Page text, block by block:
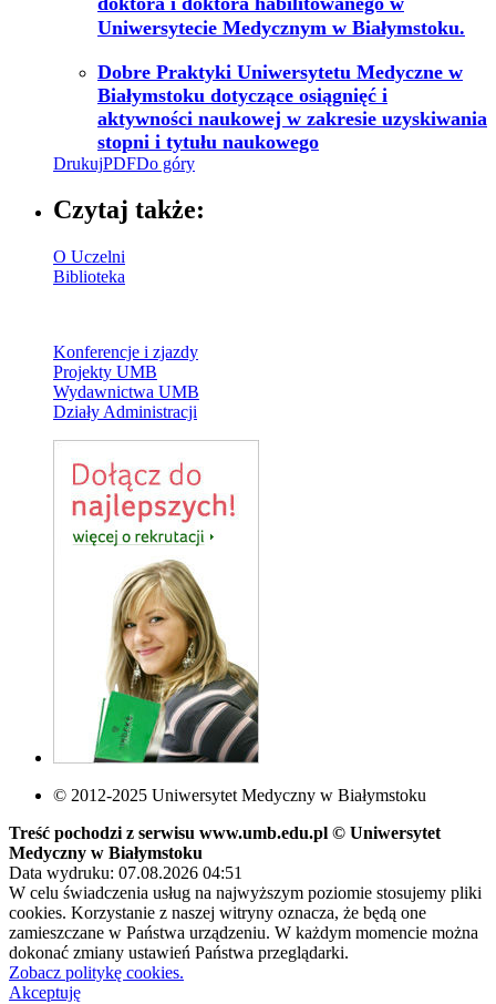
Uniwersytecie Medycznym w Białymstoku.
Dobre Praktyki Uniwersytetu Medyczne w
Białymstoku dotyczące osiągnięć i
aktywności naukowej w zakresie uzyskiwania
stopni i tytułu naukowego
DrukujPDFDo góry
Czytaj także:
O Uczelni
Biblioteka
Konferencje i zjazdy
Projekty UMB
Wydawnictwa UMB
Działy Administracji
© 2012-2025 Uniwersytet Medyczny w Białymstoku
Treść pochodzi z serwisu www.umb.edu.pl © Uniwersytet
Medyczny w Białymstoku
Data wydruku: 07.08.2026 04:51
W celu świadczenia usług na najwyższym poziomie stosujemy pliki
cookies. Korzystanie z naszej witryny oznacza, że będą one
zamieszczane w Państwa urządzeniu. W każdym momencie można
dokonać zmiany ustawień Państwa przeglądarki.
Zobacz politykę cookies.
Akceptuję